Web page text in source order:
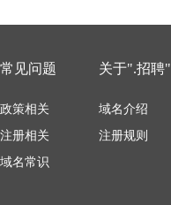
常见问题
政策相关
注册相关
域名常识
关于".招聘"
域名介绍
注册规则